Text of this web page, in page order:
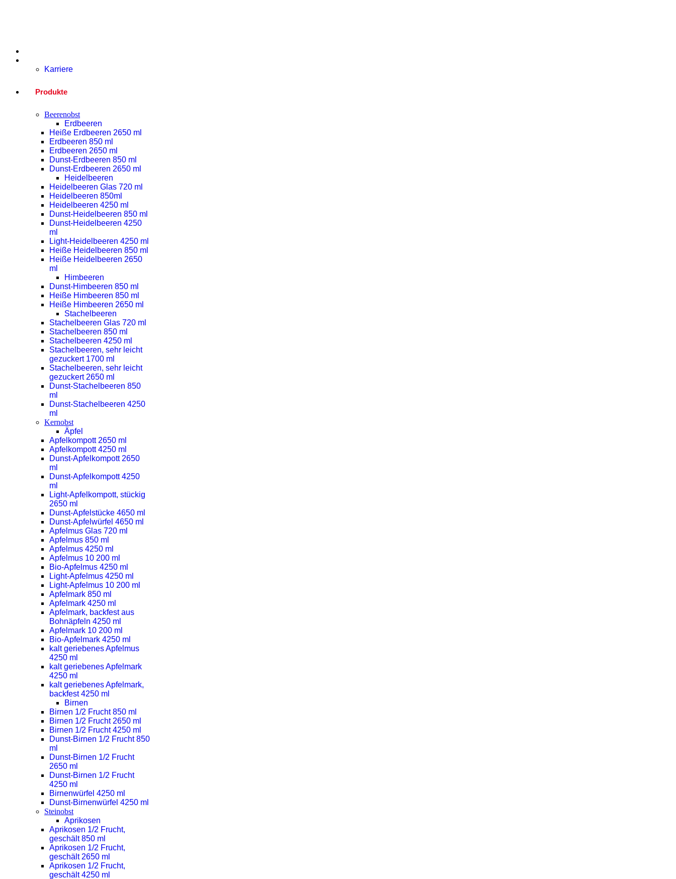
Karriere
Produkte
Beerenobst
Erdbeeren
Heiße Erdbeeren 2650 ml
Erdbeeren 850 ml
Erdbeeren 2650 ml
Dunst-Erdbeeren 850 ml
Dunst-Erdbeeren 2650 ml
Heidelbeeren
Heidelbeeren Glas 720 ml
Heidelbeeren 850ml
Heidelbeeren 4250 ml
Dunst-Heidelbeeren 850 ml
Dunst-Heidelbeeren 4250
ml
Light-Heidelbeeren 4250 ml
Heiße Heidelbeeren 850 ml
Heiße Heidelbeeren 2650
ml
Himbeeren
Dunst-Himbeeren 850 ml
Heiße Himbeeren 850 ml
Heiße Himbeeren 2650 ml
Stachelbeeren
Stachelbeeren Glas 720 ml
Stachelbeeren 850 ml
Stachelbeeren 4250 ml
Stachelbeeren, sehr leicht
gezuckert 1700 ml
Stachelbeeren, sehr leicht
gezuckert 2650 ml
Dunst-Stachelbeeren 850
ml
Dunst-Stachelbeeren 4250
ml
Kernobst
Äpfel
Apfelkompott 2650 ml
Apfelkompott 4250 ml
Dunst-Apfelkompott 2650
ml
Dunst-Apfelkompott 4250
ml
Light-Apfelkompott, stückig
2650 ml
Dunst-Apfelstücke 4650 ml
Dunst-Apfelwürfel 4650 ml
Apfelmus Glas 720 ml
Apfelmus 850 ml
Apfelmus 4250 ml
Apfelmus 10 200 ml
Bio-Apfelmus 4250 ml
Light-Apfelmus 4250 ml
Light-Apfelmus 10 200 ml
Apfelmark 850 ml
Apfelmark 4250 ml
Apfelmark, backfest aus
Bohnäpfeln 4250 ml
Apfelmark 10 200 ml
Bio-Apfelmark 4250 ml
kalt geriebenes Apfelmus
4250 ml
kalt geriebenes Apfelmark
4250 ml
kalt geriebenes Apfelmark,
backfest 4250 ml
Birnen
Birnen 1/2 Frucht 850 ml
Birnen 1/2 Frucht 2650 ml
Birnen 1/2 Frucht 4250 ml
Dunst-Birnen 1/2 Frucht 850
ml
Dunst-Birnen 1/2 Frucht
2650 ml
Dunst-Birnen 1/2 Frucht
4250 ml
Birnenwürfel 4250 ml
Dunst-Birnenwürfel 4250 ml
Steinobst
Aprikosen
Aprikosen 1/2 Frucht,
geschält 850 ml
Aprikosen 1/2 Frucht,
geschält 2650 ml
Aprikosen 1/2 Frucht,
geschält 4250 ml